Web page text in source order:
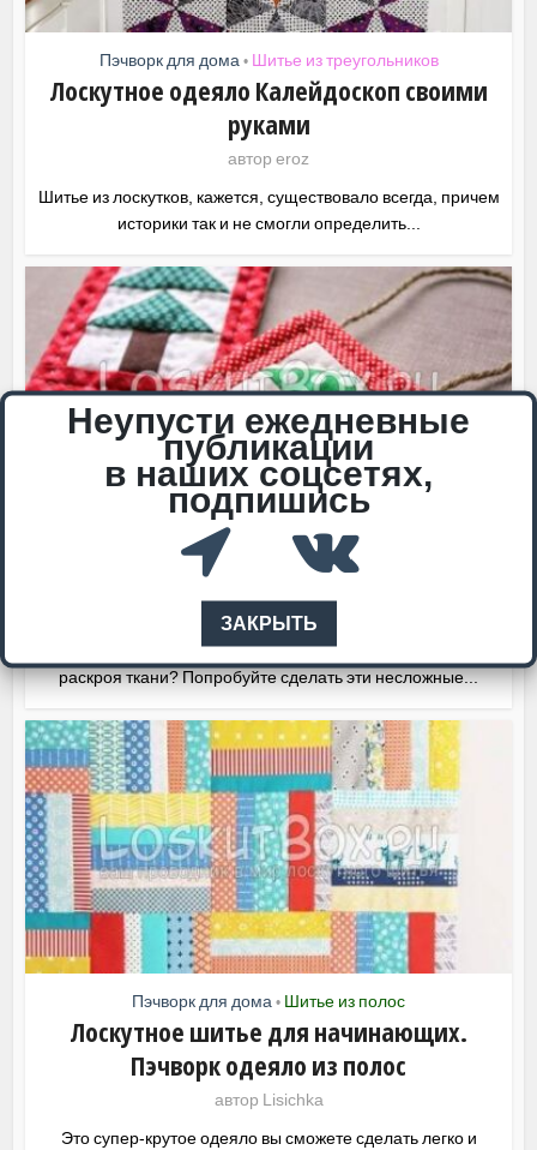
Пэчворк для дома • Шитье из треугольников
Лоскутное одеяло Калейдоскоп своими
руками
автор eroz
Шитье из лоскутков, кажется, существовало всегда, причем
историки так и не смогли определить...
Шитье из треугольников
Новогодний пэчворк. Елочки из лоскутков
авторHelen_Sh
Не знаете куда применить лоскуты, оставшиеся после
раскроя ткани? Попробуйте сделать эти несложные...
Пэчворк для дома • Шитье из полос
Лоскутное шитье для начинающих.
Пэчворк одеяло из полос
автор Lisichka
Это супер-крутое одеяло вы сможете сделать легко и
Неупусти ежедневные
публикации
в наших соцсетях,
подпишись
ЗАКРЫТЬ